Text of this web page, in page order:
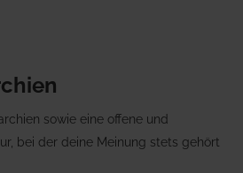
sowie eine offene und
bei der deine Meinung stets gehört